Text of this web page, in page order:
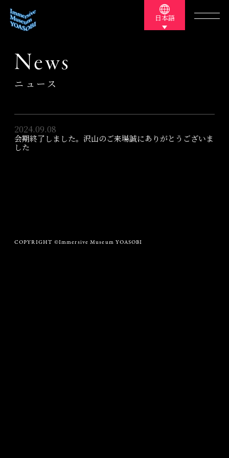
日本語
News
ニュース
2024.09.08
会期終了しました。沢山のご来場誠にありがとうございま
した
COPYRIGHT ©Immersive Museum YOASOBI